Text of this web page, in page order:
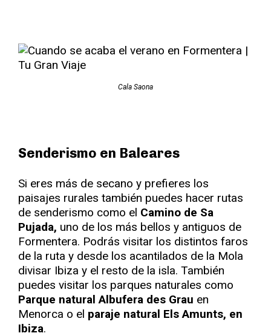
Cala Saona
Senderismo en Baleares
Si eres más de secano y prefieres los
paisajes rurales también puedes hacer rutas
de senderismo como el Camino de Sa
Pujada, uno de los más bellos y antiguos de
Formentera. Podrás visitar los distintos faros
de la ruta y desde los acantilados de la Mola
divisar Ibiza y el resto de la isla. También
puedes visitar los parques naturales como
Parque natural Albufera des Grau en
Menorca o el paraje natural Els Amunts, en
Ibiza.